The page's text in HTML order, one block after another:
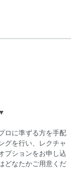
ロに準ずる方を手配
グを行い、レクチャ
プションをお申し込
どなたかご用意くだ